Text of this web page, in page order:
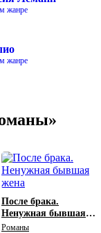
жанре
жанре
После брака.
Ненужная бывшая
жена
Романы